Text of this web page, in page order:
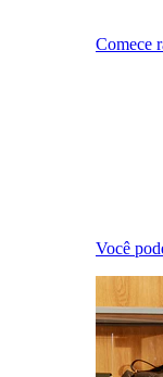
Comece
Você